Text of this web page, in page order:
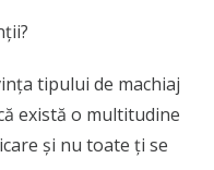
tipului de machiaj
există o multitudine
și nu toate ți se